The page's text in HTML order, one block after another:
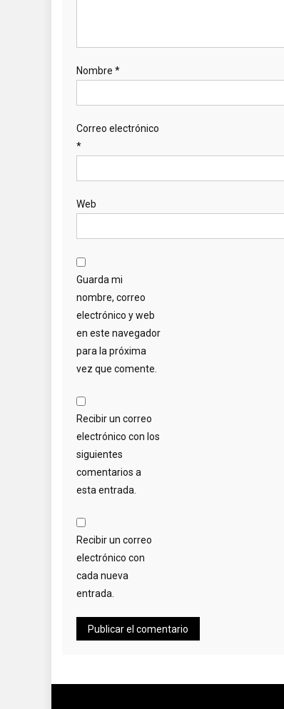
Nombre *
Correo electrónico
*
Web
Guarda mi
nombre, correo
electrónico y web
en este navegador
para la próxima
vez que comente.
Recibir un correo
electrónico con los
siguientes
comentarios a
esta entrada.
Recibir un correo
electrónico con
cada nueva
entrada.